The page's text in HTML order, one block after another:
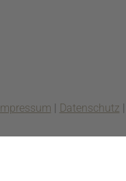
Impressum Datenschutz